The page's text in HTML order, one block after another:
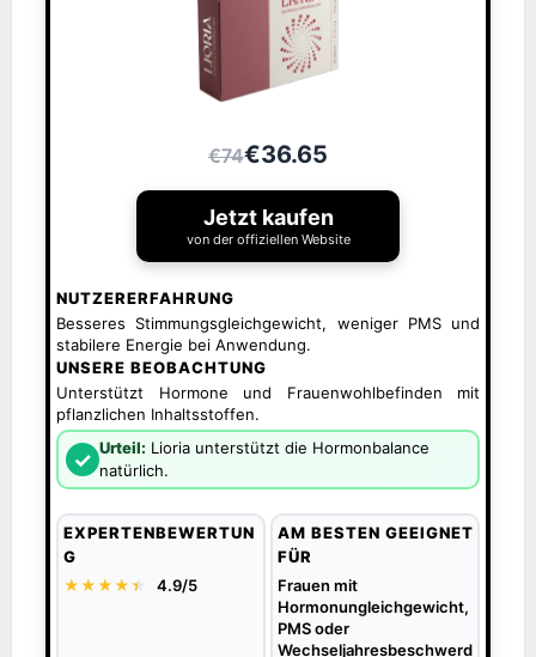
€74€36.65
Jetzt kaufen
von der offiziellen Website
NUTZERERFAHRUNG
Besseres Stimmungsgleichgewicht, weniger PMS und
stabilere Energie bei Anwendung.
UNSERE BEOBACHTUNG
Unterstützt Hormone und Frauenwohlbefinden mit
pflanzlichen Inhaltsstoffen.
✓ Urteil: Lioria unterstützt die Hormonbalance
natürlich.
EXPERTENBEWERTUN
G
★★★★★
★ 4.9/5
AM BESTEN GEEIGNET
FÜR
Frauen mit
Hormonungleichgewicht,
PMS oder
Wechseljahresbeschwerd